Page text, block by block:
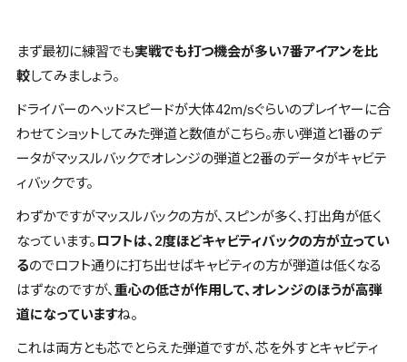
まず最初に練習でも実戦でも打つ機会が多い7番アイアンを比
較してみましょう。
ドライバーのヘッドスピードが大体42m/sぐらいのプレイヤーに合
わせてショットしてみた弾道と数値がこちら。赤い弾道と1番のデ
ータがマッスルバックでオレンジの弾道と2番のデータがキャビテ
ィバックです。
わずかですがマッスルバックの方が、スピンが多く、打出角が低く
なっています。 ロフトは、2度ほどキャビティバックの方が立ってい
るのでロフト通りに打ち出せばキャビティの方が弾道は低くなる
はずなのですが、重心の低さが作用して、オレンジのほうが高弾
道になっていますね。
これは両方とも芯でとらえた弾道ですが、芯を外すとキャビティ